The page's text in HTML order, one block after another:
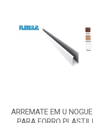
ARREMATE EM U